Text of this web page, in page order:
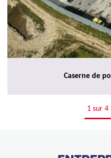
Caserne de
1 sur 4